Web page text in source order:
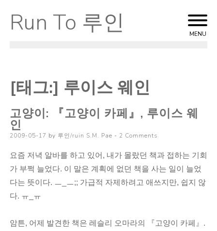
Skip
to
Run To 루인 MENU
[태그:] 루이스 웨인
고양이: 『고양이 카페』, 루이스 웨
인
Posted
2009-05-17 by 루인/ruin S.M. Pae 2 Comments
요즘 저녁 알바를 하고 있어, 내가 몰랐던 책과 접하는 기회
가 부쩍 늘었다. 이 말은 계획에 없던 책을 사는 일이 늘었
다는 뜻이다. ㅡ_ㅡ;; 가급적 자제하려고 애쓰지만, 쉽지 않
다. ㅠ_ㅠ
암튼, 어제 발견한 책은 레슬리 오마라의 『고양이 카페』.